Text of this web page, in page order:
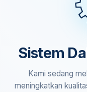
Sistem
Kami sedang
meningkatkan